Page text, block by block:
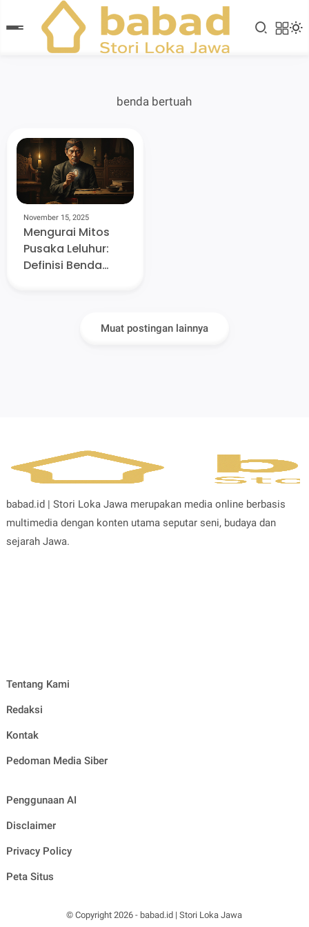
benda bertuah
Mengurai Mitos
Pusaka Leluhur:
Definisi Benda
November 15, 2025
Muat postingan lainnya
babad.id | Stori Loka Jawa merupakan media online berbasis
multimedia dengan konten utama seputar seni, budaya dan
sejarah Jawa.
Tentang Kami
Redaksi
Kontak
Pedoman Media Siber
Penggunaan AI
Disclaimer
Privacy Policy
Peta Situs
© Copyright2026 - babad.id | Stori Loka Jawa